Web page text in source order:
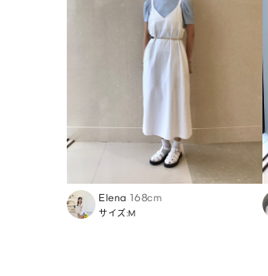
Elena 168cm
サイズ:M